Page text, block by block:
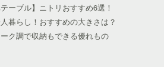
ーブル】ニトリおすすめ6選！
暮らし！おすすめの大きさは？
ク調で収納もできる優れもの